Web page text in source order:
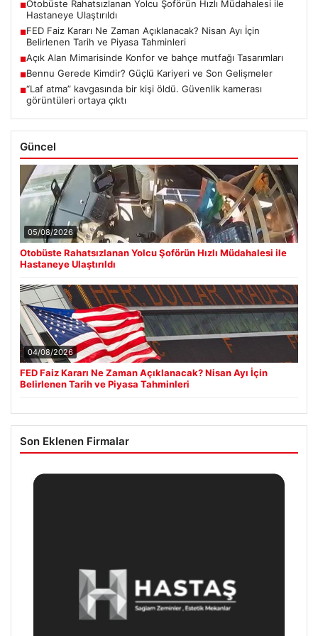
■Otobüste Rahatsızlanan Yolcu Şoförün Hızlı Müdahalesi ile
Hastaneye Ulaştırıldı
■FED Faiz Kararı Ne Zaman Açıklanacak? Nisan Ayı İçin
Belirlenen Tarih ve Piyasa Tahminleri
■Açık Alan Mimarisinde Konfor ve bahçe mutfağı Tasarımları
■Bennu Gerede Kimdir? Güçlü Kariyeri ve Son Gelişmeler
■“Laf atma” kavgasında bir kişi öldü. Güvenlik kamerası
görüntüleri ortaya çıktı
Güncel
05/08/2026
Otobüste Rahatsızlanan Yolcu Şoförün Hızlı Müdahalesi ile
Hastaneye Ulaştırıldı
04/08/2026
FED Faiz Kararı Ne Zaman Açıklanacak? Nisan Ayı İçin
Belirlenen Tarih ve Piyasa Tahminleri
Son Eklenen Firmalar